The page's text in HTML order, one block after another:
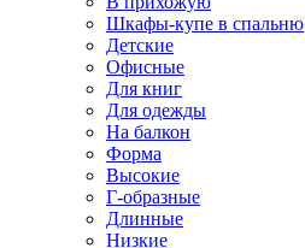
Шкафы-купе в спальню
Детские
Офисные
Для книг
Для одежды
На балкон
Форма
Высокие
Г-образные
Длинные
Низкие